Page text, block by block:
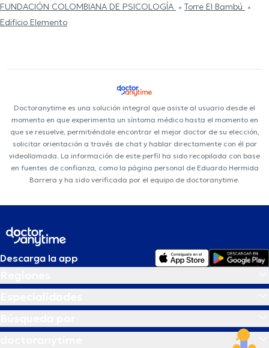
FUNDACIÓN COLOMBIANA DE PSICOLOGÍA
Torre El Bambú
Edificio Elemento
Doctoranytime es una solución integral que asiste al usuario desde el
momento en que experimenta un síntoma médico hasta el momento en
que se resuelve, permitiéndole encontrar el mejor doctor de su elección,
solicitar orientación a través de chat y hablar directamente con él por
videollamada. La información de este perfil ha sido recopilada con base
en fuentes de confianza, como la página personal de Eduardo Hermida
Barrera y ha sido verificada por el equipo de doctoranytime.
Descarga la app